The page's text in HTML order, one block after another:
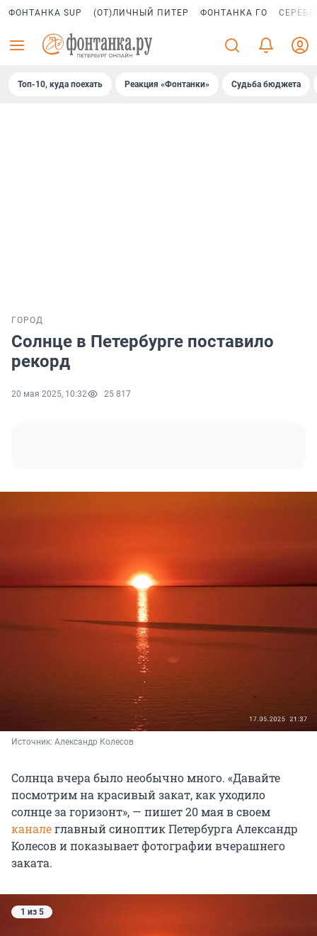
ФОНТАНКА SUP (ОТ)ЛИЧНЫЙ ПИТЕР ФОНТАНКА ГО
Топ-10, куда поехать Реакция «Фонтанки» Судьба бюджета
ГОРОД
Солнце в Петербурге поставило
рекорд
20 мая 2025, 10:32 25 817
Источник: Александр Колесов
Солнца вчера было необычно много. «Давайте
посмотрим на красивый закат, как уходило
солнце за горизонт», — пишет 20 мая в своем
каналеглавный синоптик Петербурга Александр
Колесов и показывает фотографии вчерашнего
заката.
1 из 5